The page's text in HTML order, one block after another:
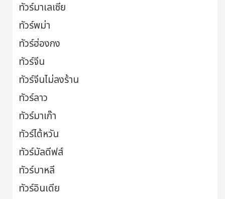
ทัวร์มาเลเซีย
ทัวร์พม่า
ทัวร์ฮ่องกง
ทัวร์จีน
ทัวร์จีนไม่ลงร้าน
ทัวร์ลาว
ทัวร์มาเก๊า
ทัวร์ไต้หวัน
ทัวร์มัลดีฟส์
ทัวร์บาหลี
ทัวร์อินเดีย